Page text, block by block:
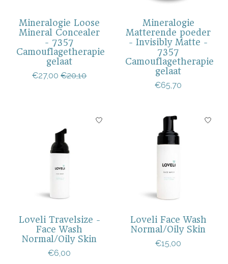
Mineralogie Loose
Mineral Concealer
- 7357
Camouflagetherapie
gelaat
€27,00 €20,10
Mineralogie
Matterende poeder
- Invisibly Matte -
7357
Camouflagetherapie
gelaat
€65,70
Loveli Travelsize -
Face Wash
Normal/Oily Skin
€6,00
Loveli Face Wash
Normal/Oily Skin
€15,00